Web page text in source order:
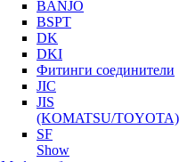
BANJO
BSPT
DK
DKI
Фитинги соединители
JIC
JIS
(KOMATSU/TOYOTA)
SF
Show